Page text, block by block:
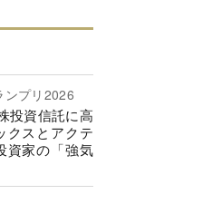
ンプリ2026
投資信託に高
クスとアクテ
資家の「強気